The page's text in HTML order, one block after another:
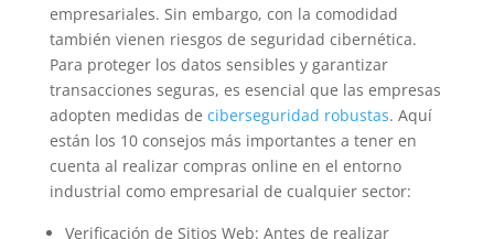
empresariales. Sin embargo, con la comodidad
también vienen riesgos de seguridad cibernética.
Para proteger los datos sensibles y garantizar
transacciones seguras, es esencial que las empresas
adopten medidas de ciberseguridad robustas. Aquí
están los 10 consejos más importantes a tener en
cuenta al realizar compras online en el entorno
industrial como empresarial de cualquier sector:
Verificación de Sitios Web: Antes de realizar